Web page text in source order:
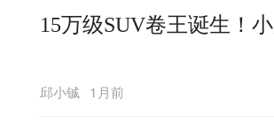
15万级SUV卷王诞生！
邱小铖 1月前